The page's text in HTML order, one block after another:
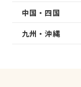
中国・四国
九州・沖縄